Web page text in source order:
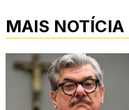
MAIS NOTÍCIA